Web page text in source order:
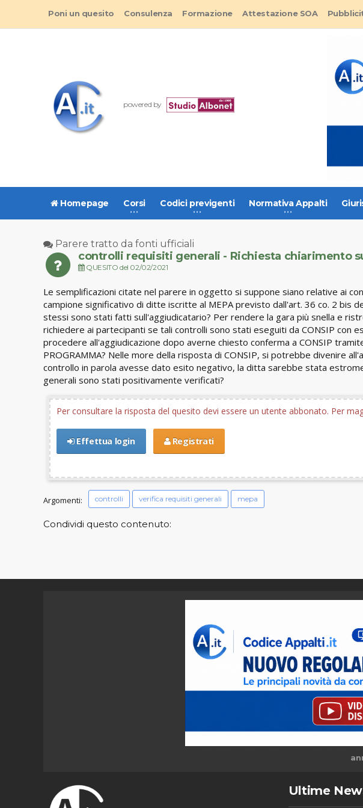
Poni un quesito Consulenza Formazione Attestazione SOA
powered by
Homepage Corsi Codici previgenti Normativa Appalti
Parere tratto da fonti ufficiali
controlli requisiti generali - Richiesta chiarimento
QUESITO del 02/02/2021
Le semplificazioni citate nel parere in oggetto si suppone siano relative ai
campione significativo di ditte iscritte al MEPA previsto dall'art. 36 co. 2 bis
stessi sono stati fatti sull'aggiudicatario? Per rendere la gara più snella e
richiedere ai partecipanti se tali controlli sono stati eseguiti da CONSIP con
procedere all'aggiudicazione dopo averne chiesto conferma a CONSIP
PROGRAMMA? Nelle more della risposta di CONSIP, si potrebbe divenire
controllo in parola avesse dato esito negativo, la ditta sarebbe stata
generali sono stati positivamente verificati?
Per consultare la risposta del quesito devi essere un utente abbonato. Per
Effettua login Registrati
Argomenti: controlli verifica requisiti generali mepa
Condividi questo contenuto:
Ultime